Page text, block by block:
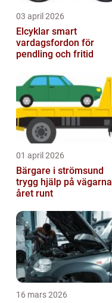
03 april 2026
Elcyklar smart
vardagsfordon för
pendling och fritid
01 april 2026
Bärgare i strömsund
trygg hjälp på vägarna
året runt
16 mars 2026